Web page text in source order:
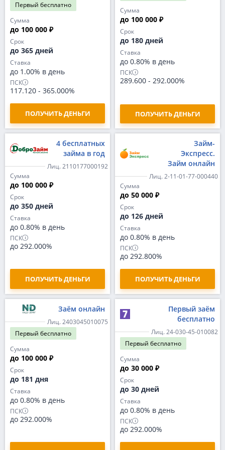
Первый бесплатно
Сумма
до 100 000 ₽
Срок
до 365 дней
Ставка
до 1.00% в день
ПСК
117.120 - 365.000%
ПОЛУЧИТЬ ДЕНЬГИ
Сумма
до 100 000 ₽
Срок
до 180 дней
Ставка
до 0.80% в день
ПСК
289.600 - 292.000%
ПОЛУЧИТЬ ДЕНЬГИ
4 бесплатных
займа в год
Лиц. 2110177000192
Сумма
до 100 000 ₽
Срок
до 350 дней
Ставка
до 0.80% в день
ПСК
до 292.000%
ПОЛУЧИТЬ ДЕНЬГИ
Займ-
Экспресс.
Займ онлайн
Лиц. 2-11-01-77-000440
Сумма
до 50 000 ₽
Срок
до 126 дней
Ставка
до 0.80% в день
ПСК
до 292.800%
ПОЛУЧИТЬ ДЕНЬГИ
Заём онлайн
Лиц. 2403045010075
Первый бесплатно
Сумма
до 100 000 ₽
Срок
до 181 дня
Ставка
до 0.80% в день
ПСК
до 292.000%
Первый заём
бесплатно
Лиц. 24-030-45-010082
Первый бесплатно
Сумма
до 30 000 ₽
Срок
до 30 дней
Ставка
до 0.80% в день
ПСК
до 292.000%